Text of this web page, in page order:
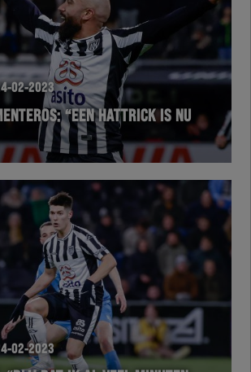
02-2023
“EEN HATTRICK IS NU
02-2023